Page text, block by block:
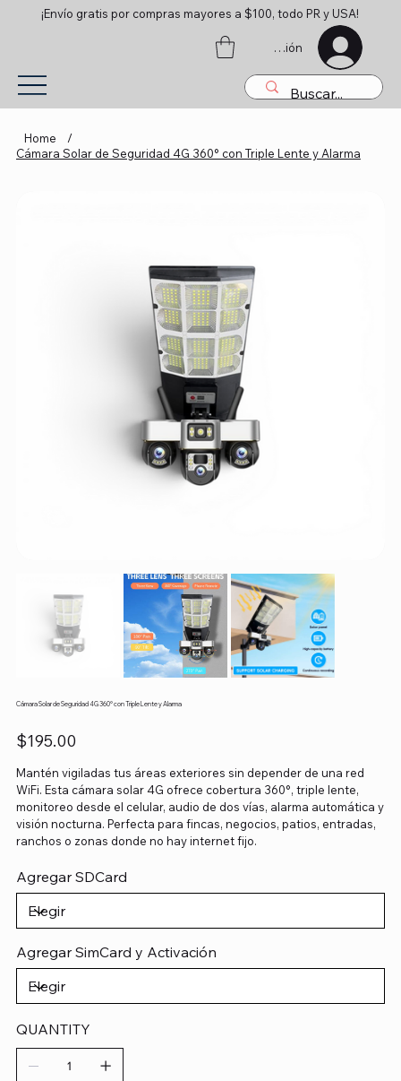
¡Envío gratis por compras mayores a $100, todo PR y USA!
Iniciar sesión
Home
/
Cámara Solar de Seguridad 4G 360° con Triple Lente y Alarma
Cámara Solar de Seguridad 4G 360° con Triple Lente y Alarma
Precio
$195.00
Mantén vigiladas tus áreas exteriores sin depender de una red
WiFi. Esta cámara solar 4G ofrece cobertura 360°, triple lente,
monitoreo desde el celular, audio de dos vías, alarma automática y
visión nocturna. Perfecta para fincas, negocios, patios, entradas,
ranchos o zonas donde no hay internet fijo.
Agregar SDCard
Agregar SimCard y Activación
QUANTITY